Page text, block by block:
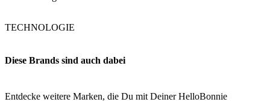
TECHNOLOGIE
Diese Brands sind auch dabei
Entdecke weitere Marken, die Du mit Deiner HelloBonnie